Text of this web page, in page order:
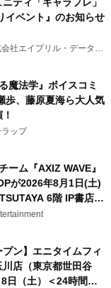
ティ「キャラフレ」
イベント』のお知らせ
社エイプリル・データ・
魔法学』ボイスコミ
歩、藤原夏海ら大人気
ップ
ーム『AXIZ WAVE』
が2026年8月1日(土)
6階 IP書店で
プン】エニタイムフィ
川店（東京都世田谷
日（土）＜24時間年